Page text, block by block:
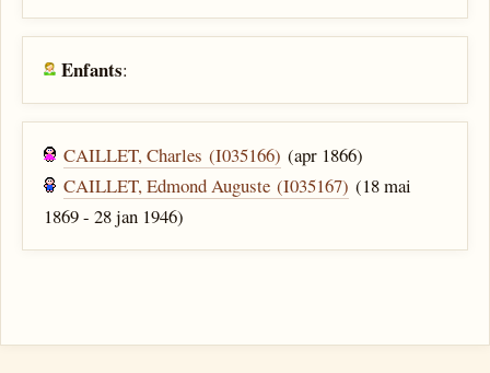
Enfants:
CAILLET, Charles (I035166) (apr 1866)
CAILLET, Edmond Auguste (I035167) (18 mai
1869 - 28 jan 1946)